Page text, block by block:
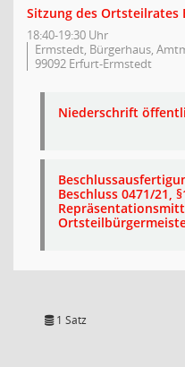
Sitzung des Ortsteilrates
18:40-19:30 Uhr
Ermstedt, Bürgerhaus,
99092 Erfurt-Ermstedt
Niederschrift
Beschluss 0471/21,
1 Satz